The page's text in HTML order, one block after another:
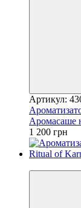
Артикул:
Аромасаше
1 200 грн